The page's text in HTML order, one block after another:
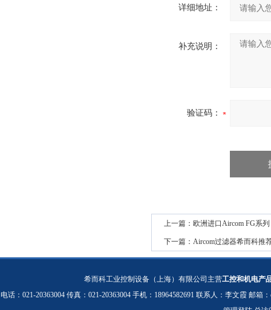
详细地址：
补充说明：
验证码：
上一篇： 欧洲进口Aircom FG系
下一篇： Aircom过滤器希而科推
希而科工业控制设备（上海）有限公司主营工控和机电产
电话：021-20363004 传真：021-20363004 手机：18964582691 联系人：李文霞 邮箱：